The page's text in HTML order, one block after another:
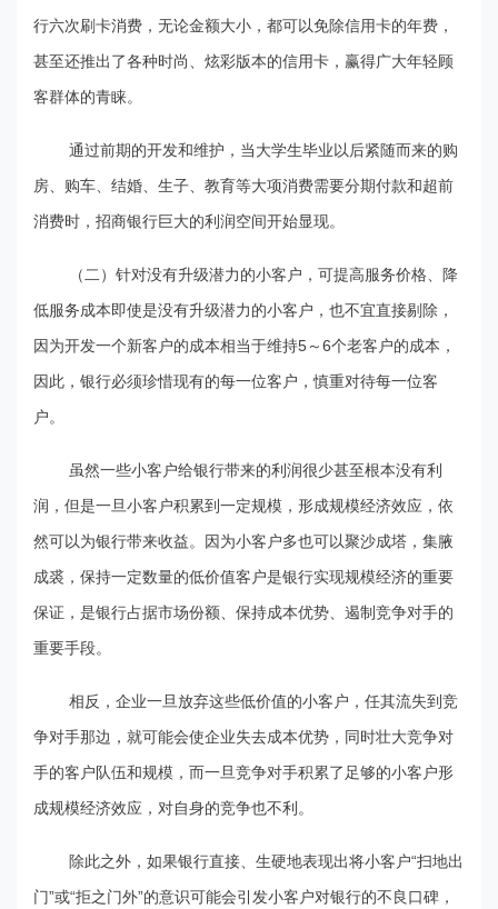
行六次刷卡消费，无论金额大小，都可以免除信用卡的年费，
甚至还推出了各种时尚、炫彩版本的信用卡，赢得广大年轻顾
客群体的青睐。
通过前期的开发和维护，当大学生毕业以后紧随而来的购
房、购车、结婚、生子、教育等大项消费需要分期付款和超前
消费时，招商银行巨大的利润空间开始显现。
（二）针对没有升级潜力的小客户，可提高服务价格、降
低服务成本即使是没有升级潜力的小客户，也不宜直接剔除，
因为开发一个新客户的成本相当于维持5～6个老客户的成本，
因此，银行必须珍惜现有的每一位客户，慎重对待每一位客
户。
虽然一些小客户给银行带来的利润很少甚至根本没有利
润，但是一旦小客户积累到一定规模，形成规模经济效应，依
然可以为银行带来收益。因为小客户多也可以聚沙成塔，集腋
成裘，保持一定数量的低价值客户是银行实现规模经济的重要
保证，是银行占据市场份额、保持成本优势、遏制竞争对手的
重要手段。
相反，企业一旦放弃这些低价值的小客户，任其流失到竞
争对手那边，就可能会使企业失去成本优势，同时壮大竞争对
手的客户队伍和规模，而一旦竞争对手积累了足够的小客户形
成规模经济效应，对自身的竞争也不利。
除此之外，如果银行直接、生硬地表现出将小客户“扫地出
门”或“拒之门外”的意识可能会引发小客户对银行的不良口碑，